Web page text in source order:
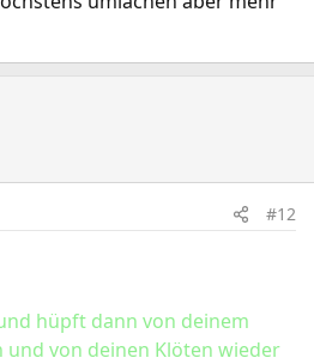
#12
hüpft dann von deinem
und von deinen Klöten wieder